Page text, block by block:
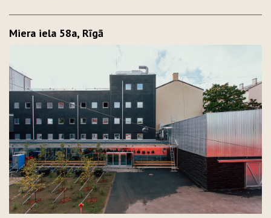
Miera iela 58a, Rīgā